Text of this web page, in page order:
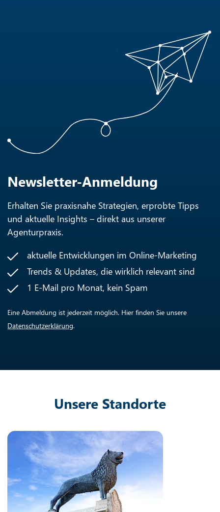
Newsletter-Anmeldung
Erhalten Sie praxisnahe Strategien, erprobte Tipps
und aktuelle Insights – direkt aus unserer
Agenturpraxis.
aktuelle Entwicklungen im Online-Marketing
Trends & Updates, die wirklich relevant sind
1 E-Mail pro Monat, kein Spam
Eine Abmeldung ist jederzeit möglich. Hier finden Sie unsere
Datenschutzerklärung.
Unsere Standorte